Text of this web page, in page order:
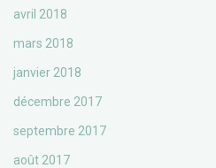
avril 2018
mars 2018
janvier 2018
décembre 2017
septembre 2017
août 2017